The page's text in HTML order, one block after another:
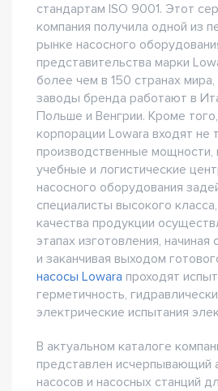
стандартам ISO 9001. Этот
компания получила одной из
рынке насосного
представительства марки
более чем в 150 странах
заводы бренда работают в
Польше и Венгрии. Кроме
корпорации Lowara входят не
производственные мощности,
учебные и логистические
насосного оборудования
специалисты высокого
качества продукции
этапах изготовления, начиная
и заканчивая выходом
насосы Lowara проходят
герметичность,
электрические испытания
В актуальном каталоге
представлен исчерпывающий
насосов и насосных станций